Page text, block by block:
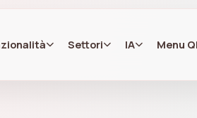
Settori IA Menu